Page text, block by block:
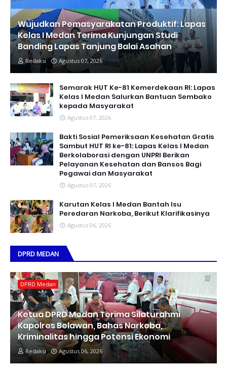
Wujudkan Pemasyarakatan Produktif: Lapas
Kelas I Medan Terima Kunjungan Studi
Banding Lapas Tanjung Balai Asahan
Redaksi Agustus 07, 2026
Semarak HUT Ke-81 Kemerdekaan RI: Lapas
Kelas I Medan Salurkan Bantuan Sembako
kepada Masyarakat
Agustus 07, 2026
Bakti Sosial Pemeriksaan Kesehatan Gratis
Sambut HUT RI ke-81: Lapas Kelas I Medan
Berkolaborasi dengan UNPRI Berikan
Pelayanan Kesehatan dan Bansos Bagi
Pegawai dan Masyarakat
Agustus 07, 2026
Karutan Kelas I Medan Bantah Isu
Peredaran Narkoba, Berikut Klarifikasinya
Agustus 06, 2026
DPRD MEDAN
DPRD Medan
Ketua DPRD Medan Terima Silaturahmi
Kapolres Belawan, Bahas Narkoba,
Kriminalitas hingga Potensi Ekonomi
Redaksi Agustus 06, 2026